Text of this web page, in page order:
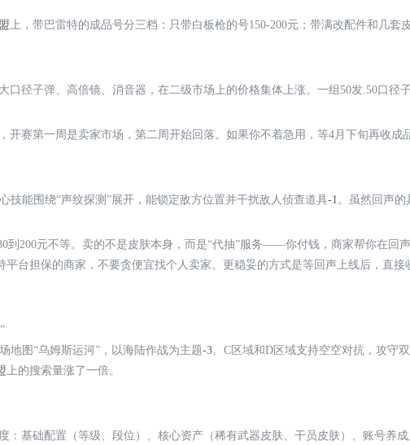
上，带巴雷特的成品号分三档：只带白板枪的号150-200元；带满改配件和几
径子弹、高倍镜、消音器，在二级市场上的价格集体上涨。一组50发.50口径
开赛第一周是卖家市场，第二周开始回落。如果你不着急用，等4月下旬再收成
技能围绕“声纹探测”展开，能锁定敌方位置并干扰敌人侦查道具-1。虽然回声的
到200元不等。卖的不是皮肤本身，而是“代抽”服务——你付钱，商家帮你在回
台担保的商家，不要贪便宜找个人卖家。更稳妥的方式是等回声上线后，直
地图“乌姆斯运河”，以海陆作战为主题-3。C区域和D区域支持空空对抗，攻守
上的搜索量涨了一倍。
：基础配置（等级、段位）、核心资产（稀有武器皮肤、干员皮肤）、账号养